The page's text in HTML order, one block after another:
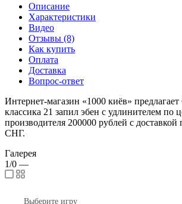
Описание
Характеристики
Видео
Отзывы (8)
Как купить
Оплата
Доставка
Вопрос-ответ
Интернет-магазин «1000 киёв»
классика 21 запил эбен с удлинителем по
производителя 200000 рублей с
СНГ.
Галерея
1/0 —
Выберите игру